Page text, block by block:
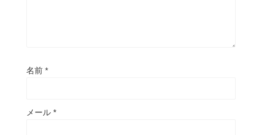
名前 *
メール *